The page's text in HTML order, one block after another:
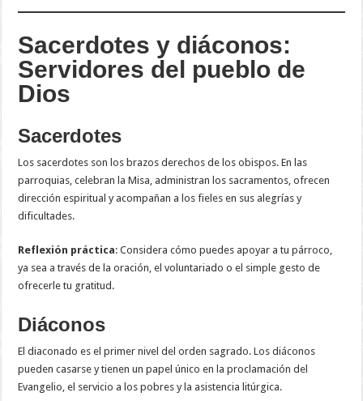
Sacerdotes y diáconos:
Servidores del pueblo de
Dios
Sacerdotes
Los sacerdotes son los brazos derechos de los obispos. En las
parroquias, celebran la Misa, administran los sacramentos, ofrecen
dirección espiritual y acompañan a los fieles en sus alegrías y
dificultades.
Reflexión práctica: Considera cómo puedes apoyar a tu párroco,
ya sea a través de la oración, el voluntariado o el simple gesto de
ofrecerle tu gratitud.
Diáconos
El diaconado es el primer nivel del orden sagrado. Los diáconos
pueden casarse y tienen un papel único en la proclamación del
Evangelio, el servicio a los pobres y la asistencia litúrgica.